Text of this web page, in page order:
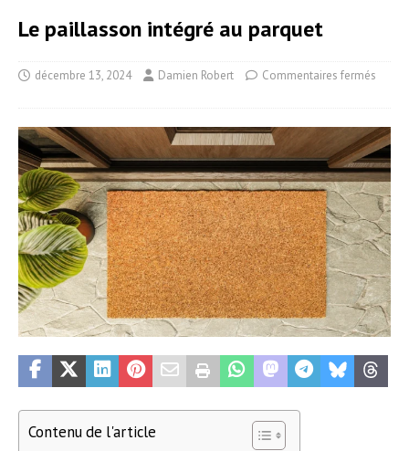
Le paillasson intégré au parquet
décembre 13, 2024 Damien Robert Commentaires fermés
Contenu de l'article